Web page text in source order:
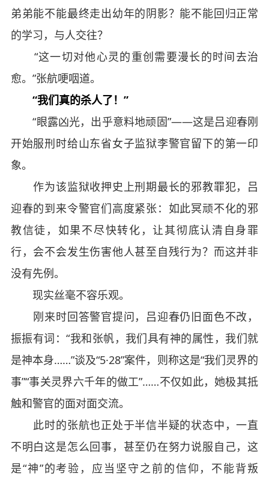
弟弟能不能最终走出幼年的阴影？能不能回归正常
的学习，与人交往？
“这一切对他心灵的重创需要漫长的时间去治
愈。”张航哽咽道。
“我们真的杀人了！”
“眼露凶光，出乎意料地顽固”——这是吕迎春刚
开始服刑时给山东省女子监狱李警官留下的第一印
象。
作为该监狱收押史上刑期最长的邪教罪犯，吕
迎春的到来令警官们高度紧张：如此冥顽不化的邪
教信徒，如果不尽快转化，让其彻底认清自身罪
行，会不会发生伤害他人甚至自残行为？而这并非
没有先例。
现实丝毫不容乐观。
刚来时回答警官提问，吕迎春仍旧面色不改，
振振有词：“我和张帆，我们具有神的属性，我们就
是神本身……”谈及“5·28”案件，则称这是“我们灵界的
事”“事关灵界六千年的做工”……不仅如此，她极其抵
触和警官的面对面交流。
此时的张航也正处于半信半疑的状态中，一直
不明白这是怎么回事，甚至仍在努力说服自己，这
是“神”的考验，应当坚守之前的信仰，不能背叛